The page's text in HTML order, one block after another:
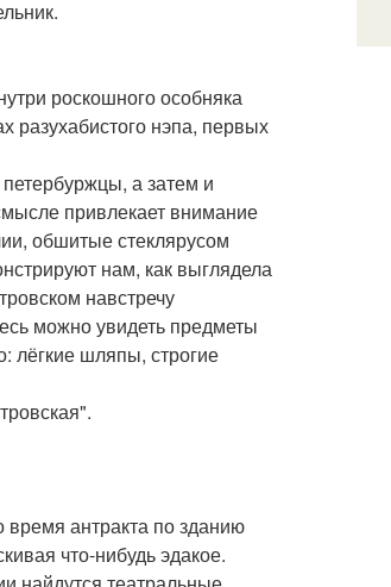
роскошного особняка
разухабистого нэпа, первых
а затем и
привлекает внимание
обшитые стеклярусом
нам, как выглядела
навстречу
можно увидеть предметы
лёгкие шляпы, строгие
время антракта по зданию
что-нибудь эдакое.